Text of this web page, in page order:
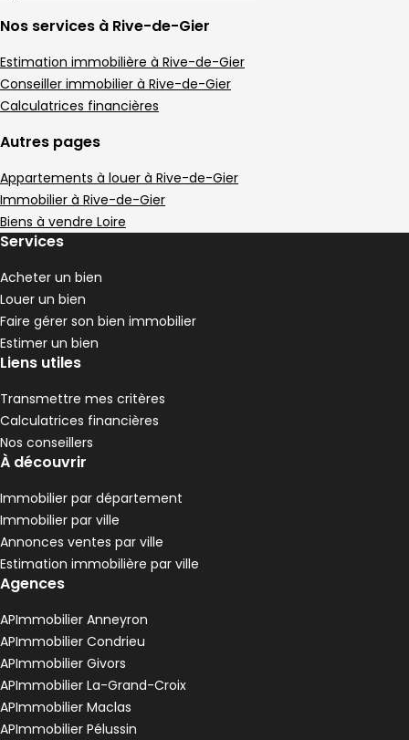
89 000 €
Rive-de-Gier - 42800
Appartement • 5 pièces • 95 m²
DPE : 3 chambres
, ,
77 m² 4 pièces Rive-de-Gier
Aller à l'image
Aller à l'image
Aller à l'image
Aller à l'image
Aller à l'image
80 000 €
Rive-de-Gier - 42800
Appartement • 4 pièces • 77 m²
DPE :
,
70 m² 2 pièces La Grand-
Aller à l'image1
Aller à l'image2
Aller à l'image3
Aller à l'image4
Aller à l'image5
Nos services à Rive-de-Gier
Estimation immobilière à Rive-de-Gier
Conseiller immobilier à Rive-de-Gier
Calculatrices financières
Autres pages
Appartements à louer à Rive-de-Gier
Immobilier à Rive-de-Gier
Biens à vendre Loire
Services
Acheter un bien
Louer un bien
Faire gérer son bien immobilier
Estimer un bien
Liens utiles
Transmettre mes critères
Calculatrices financières
Nos conseillers
À découvrir
Immobilier par département
Immobilier par ville
Annonces ventes par ville
Estimation immobilière par ville
Agences
APImmobilier Anneyron
APImmobilier Condrieu
APImmobilier Givors
APImmobilier La-Grand-Croix
APImmobilier Maclas
APImmobilier Pélussin